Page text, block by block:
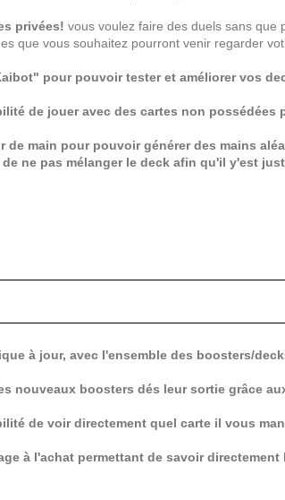
privées! vous voulez faire des duels sans
que vous souhaitez pourront venir regarder
pour pouvoir tester et améliorer vos
de jouer avec des cartes non
de main pour pouvoir générer des mains
ne pas mélanger le deck afin qu'il y'est
à jour, avec l'ensemble des boosters/
nouveaux boosters dés leur sortie grâce
de voir directement quel carte il vous
à l'achat permettant de savoir